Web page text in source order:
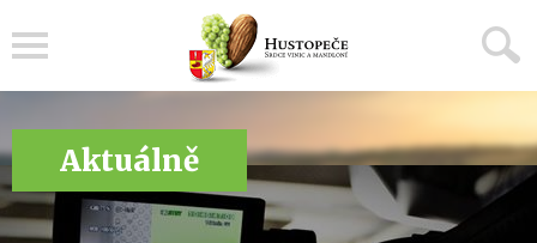
Aktuálně